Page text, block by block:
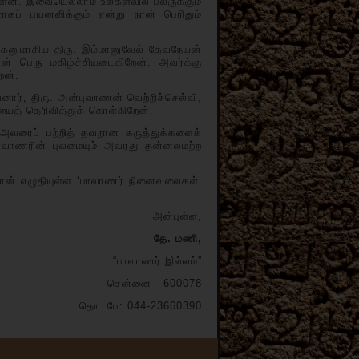
பயனளிக்கும் என்று நான் பெரிதும்
திரு. இம்மானுவேல் தேவநேயன்
பெரு மகிழ்ச்சியடைகிறேன். அவர்க்கு
திரு. அன்புவாணன் வெற்றிச்செல்வி,
தெரிவித்துக் கொள்கிறேன்.
பற்றித் தவறான கருத்துக்களைக்
புலமையும் அவரது தன்னலமற்ற
எழுதியுள்ள ‘பாவாணர் நினைவலைகள்’
அன்புள்ள,
தே. மணி,
“பாவாணர் இல்லம்”
சென்னை - 600078
தொ. பே: 044-23660390